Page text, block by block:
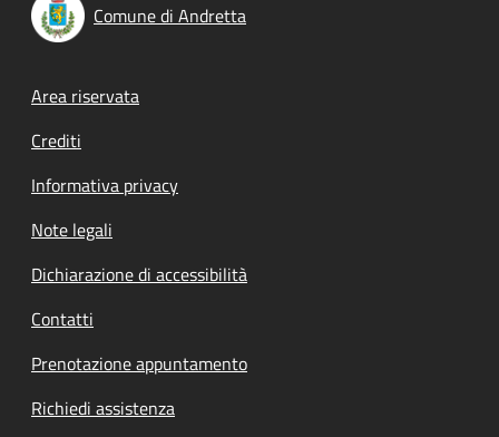
Comune di Andretta
Footer menu
Area riservata
Crediti
Informativa privacy
Note legali
Dichiarazione di accessibilità
Contatti
Prenotazione appuntamento
Richiedi assistenza